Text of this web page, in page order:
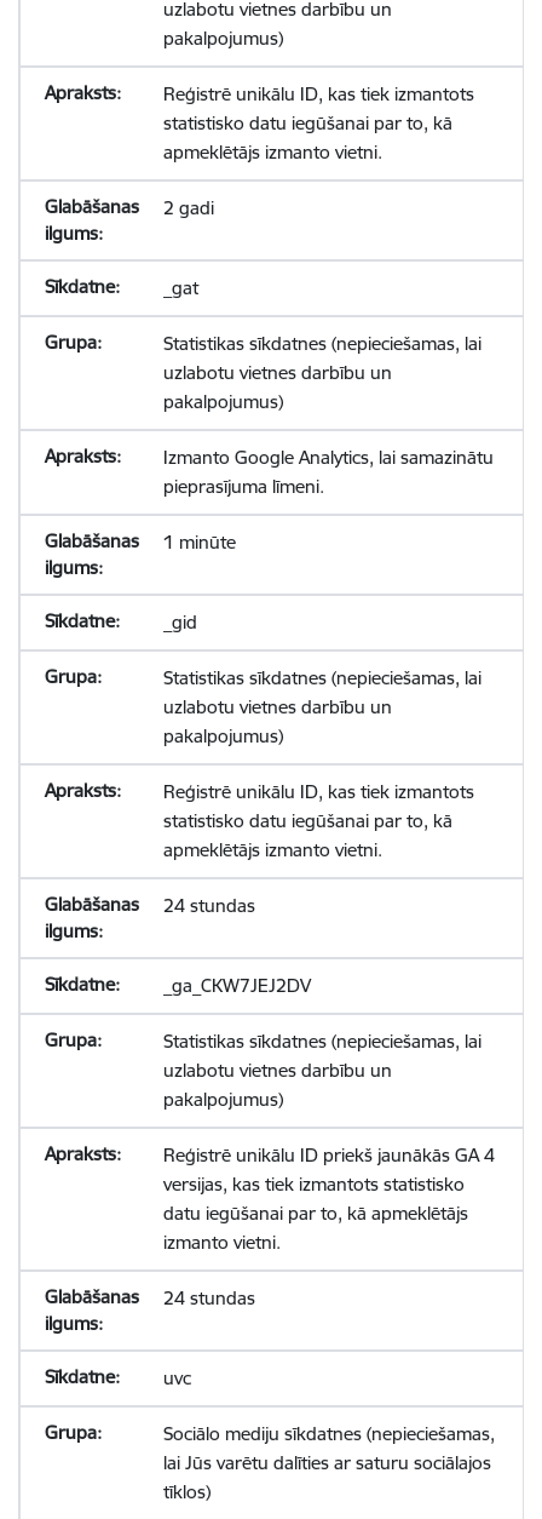
uzlabotu vietnes darbību un
pakalpojumus)
Reģistrē unikālu ID, kas tiek izmantots
statistisko datu iegūšanai par to, kā
apmeklētājs izmanto vietni.
2 gadi
_gat
Statistikas sīkdatnes (nepieciešamas, lai
uzlabotu vietnes darbību un
pakalpojumus)
Izmanto Google Analytics, lai samazinātu
pieprasījuma līmeni.
1 minūte
_gid
Statistikas sīkdatnes (nepieciešamas, lai
uzlabotu vietnes darbību un
pakalpojumus)
Reģistrē unikālu ID, kas tiek izmantots
statistisko datu iegūšanai par to, kā
apmeklētājs izmanto vietni.
24 stundas
_ga_CKW7JEJ2DV
Statistikas sīkdatnes (nepieciešamas, lai
uzlabotu vietnes darbību un
pakalpojumus)
Reģistrē unikālu ID priekš jaunākās GA 4
versijas, kas tiek izmantots statistisko
datu iegūšanai par to, kā apmeklētājs
izmanto vietni.
24 stundas
uvc
Sociālo mediju sīkdatnes (nepieciešamas,
lai Jūs varētu dalīties ar saturu sociālajos
tīklos)